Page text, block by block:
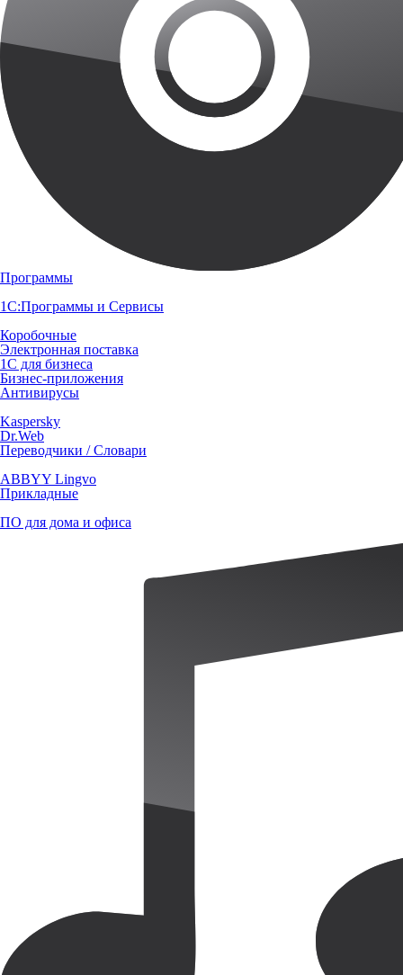
Программы
1С:Программы и Сервисы
Коробочные
Электронная поставка
1С для бизнеса
Бизнес-приложения
Антивирусы
Kaspersky
Dr.Web
Переводчики / Словари
ABBYY Lingvo
Прикладные
ПО для дома и офиса